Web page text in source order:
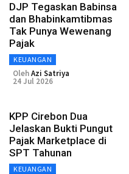
DJP Tegaskan Babinsa
dan Bhabinkamtibmas
Tak Punya Wewenang
Pajak
KEUANGAN
OlehAzi Satriya
24 Jul 2026
KPP Cirebon Dua
Jelaskan Bukti Pungut
Pajak Marketplace di
SPT Tahunan
KEUANGAN